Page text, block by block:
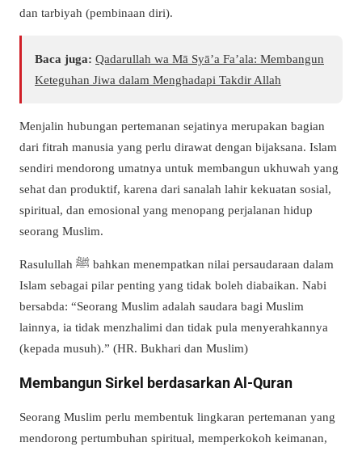
dan tarbiyah (pembinaan diri).
Baca juga: Qadarullah wa Mā Syā’a Fa’ala: Membangun
Keteguhan Jiwa dalam Menghadapi Takdir Allah
Menjalin hubungan pertemanan sejatinya merupakan bagian
dari fitrah manusia yang perlu dirawat dengan bijaksana. Islam
sendiri mendorong umatnya untuk membangun ukhuwah yang
sehat dan produktif, karena dari sanalah lahir kekuatan sosial,
spiritual, dan emosional yang menopang perjalanan hidup
seorang Muslim.
Rasulullah ﷺ bahkan menempatkan nilai persaudaraan dalam
Islam sebagai pilar penting yang tidak boleh diabaikan. Nabi
bersabda: “Seorang Muslim adalah saudara bagi Muslim
lainnya, ia tidak menzhalimi dan tidak pula menyerahkannya
(kepada musuh).” (HR. Bukhari dan Muslim)
Membangun Sirkel berdasarkan Al-Quran
Seorang Muslim perlu membentuk lingkaran pertemanan yang
mendorong pertumbuhan spiritual, memperkokoh keimanan,